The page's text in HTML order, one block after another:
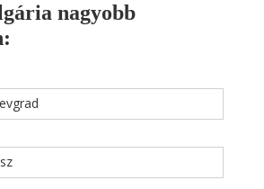
nagyobb